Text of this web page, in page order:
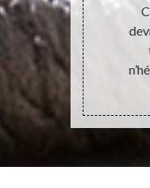
du résultat
Un tapis
de la